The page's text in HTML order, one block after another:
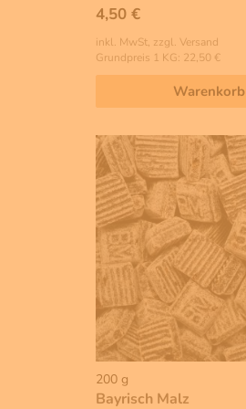
4,50 €
inkl. MwSt, zzgl. Versand
Grundpreis 1 KG: 22,50 €
Warenkorb
200 g
Bayrisch Malz